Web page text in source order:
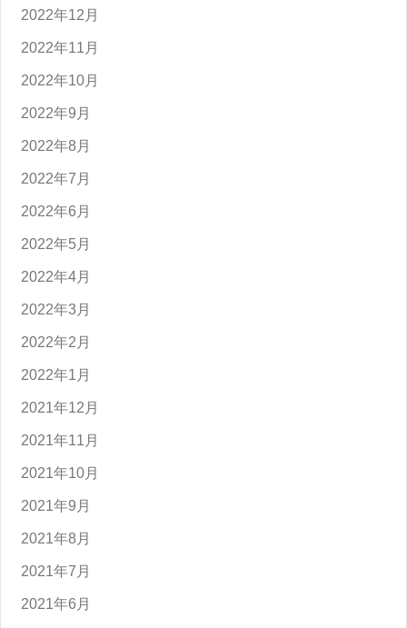
2022年12月
2022年11月
2022年10月
2022年9月
2022年8月
2022年7月
2022年6月
2022年5月
2022年4月
2022年3月
2022年2月
2022年1月
2021年12月
2021年11月
2021年10月
2021年9月
2021年8月
2021年7月
2021年6月